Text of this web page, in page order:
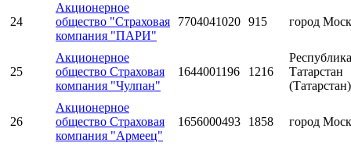
24
Акционерное
общество "Страховая
компания "ПАРИ"
7704041020 915 город
25
Акционерное
общество Страховая
компания "Чулпан"
1644001196 1216
Республика
Татарстан
(Татарстан)
26
Акционерное
общество Страховая
компания "Армеец"
1656000493 1858 город